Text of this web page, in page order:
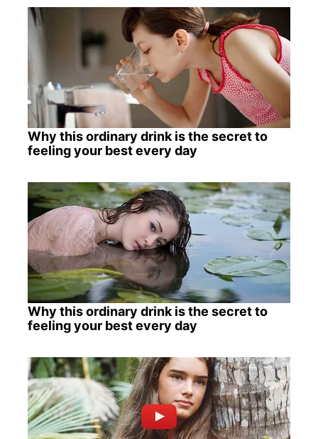
Why this ordinary drink is the secret to
feeling your best every day
Why this ordinary drink is the secret to
feeling your best every day